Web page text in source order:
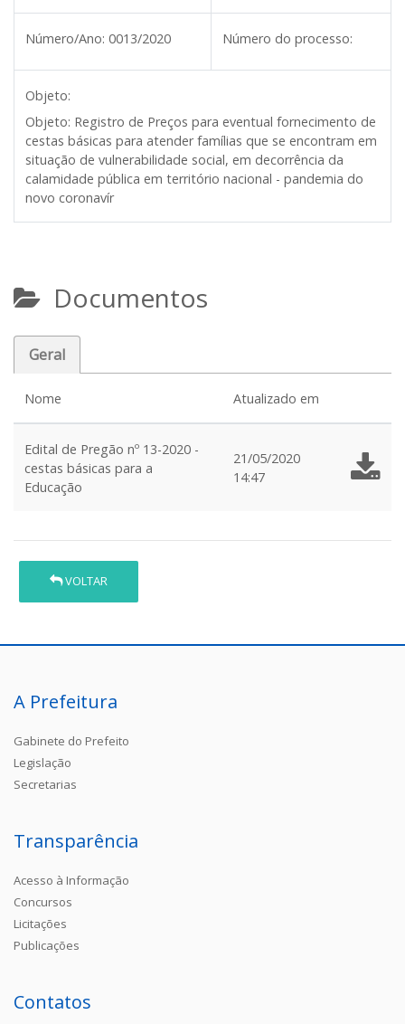
Número/Ano: 0013/2020 Número do processo:
Objeto:
Objeto: Registro de Preços para eventual fornecimento de
cestas básicas para atender famílias que se encontram em
situação de vulnerabilidade social, em decorrência da
calamidade pública em território nacional - pandemia do
novo coronavír
Documentos
Geral
Nome Atualizado em
Edital de Pregão nº 13-2020 -
cestas básicas para a
Educação
21/05/2020
14:47
VOLTAR
A Prefeitura
Gabinete do Prefeito
Legislação
Secretarias
Transparência
Acesso à Informação
Concursos
Licitações
Publicações
Contatos